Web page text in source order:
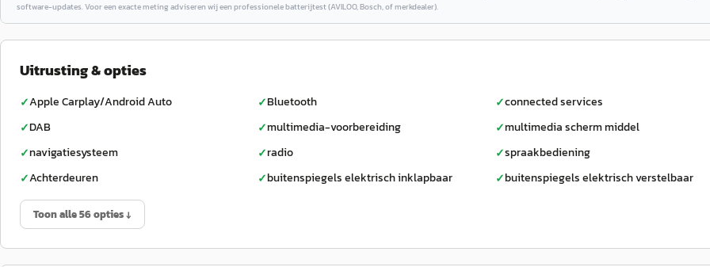
software-updates. Voor een exacte meting adviseren wij een professionele batterijtest (AVILOO, Bosch, of merkdealer).
Uitrusting & opties
✓Apple Carplay/Android Auto ✓Bluetooth ✓connected services
✓DAB ✓multimedia-voorbereiding ✓multimedia scherm middel
✓navigatiesysteem ✓radio ✓spraakbediening
✓Achterdeuren ✓buitenspiegels elektrisch inklapbaar ✓buitenspiegels elektrisch verstelbaar
Toon alle 56 opties ↓